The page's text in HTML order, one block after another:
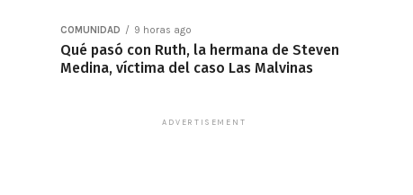
COMUNIDAD 9 horas ago
Qué pasó con Ruth, la hermana de Steven
Medina, víctima del caso Las Malvinas
ADVERTISEMENT